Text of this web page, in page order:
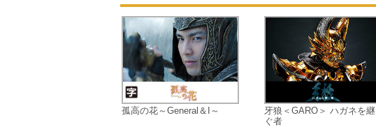
孤高の花～General＆I～
牙狼＜GARO＞ ハガネを継
ぐ者